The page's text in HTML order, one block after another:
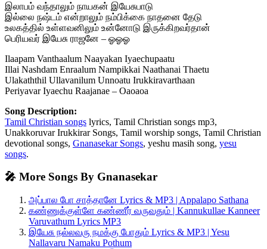
இலாபம் வந்தாலும் நாயகன் இயேசுபாடு
இல்லை நஷ்டம் என்றாலும் நம்பிக்கை நாதனை தேடு
உலகத்தில் உள்ளவனிலும் உன்னோடு இருக்கிறவர்தான்
பெரியவர் இயேசு ராஜனே – ஓஓஓ
Ilaapam Vanthaalum Naayakan Iyaechupaatu
Illai Nashdam Enraalum Nampikkai Naathanai Thaetu
Ulakaththil Ullavanilum Unnoatu Irukkiravarthaan
Periyavar Iyaechu Raajanae – Oaoaoa
Song Description:
Tamil Christian songs lyrics, Tamil Christian songs mp3,
Unakkoruvar Irukkirar Songs, Tamil worship songs, Tamil Christian
devotional songs, Gnanasekar Songs, yeshu masih song, yesu
songs.
🎤 More Songs By Gnanasekar
அப்பால போ சாத்தானே Lyrics & MP3 | Appalapo Sathana
கண்ணுக்குள்ளே கண்ணீர் வருவதும் | Kannukullae Kanneer
Varuvathum Lyrics MP3
இயேசு நல்லவரு நமக்கு போதும் Lyrics & MP3 | Yesu
Nallavaru Namaku Pothum